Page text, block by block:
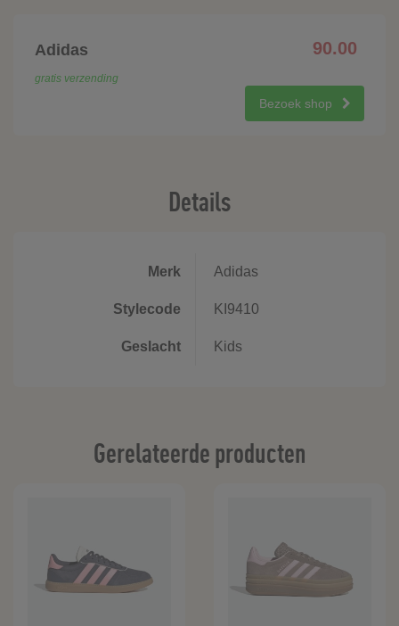
Adidas 90.00
gratis verzending
Bezoek shop
Details
Merk Adidas
Stylecode KI9410
Geslacht Kids
Gerelateerde producten